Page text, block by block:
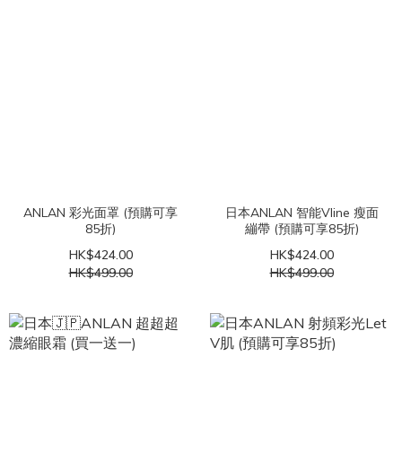
ANLAN 彩光面罩 (預購可享
85折)
HK$424.00
HK$499.00
日本ANLAN 智能Vline 瘦面
繃帶 (預購可享85折)
HK$424.00
HK$499.00